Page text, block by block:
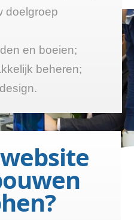
doelgroep
en boeien;
beheren;
website